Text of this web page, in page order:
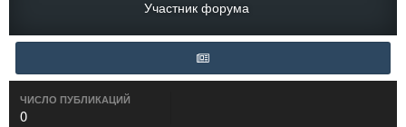
Участник форума
ЧИСЛО ПУБЛИКАЦИЙ
0